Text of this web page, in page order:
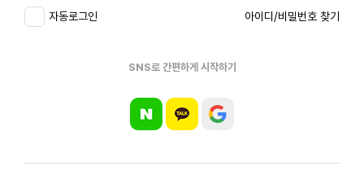
자동로그인 아이디/비밀번호 찾기
SNS로 간편하게 시작하기